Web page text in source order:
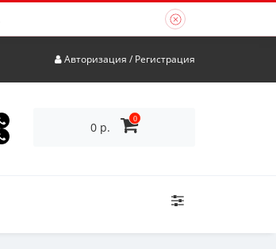
Авторизация / Регистрация
0 р.
0